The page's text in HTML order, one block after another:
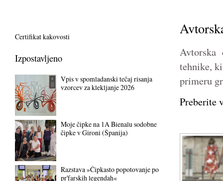
Certifikat kakovosti
Izpostavljeno
Vpis v spomladanski tečaj risanja
vzorcev za klekljanje 2026
Moje čipke na 1A Bienalu sodobne
čipke v Gironi (Španija)
Razstava »Čipkasto popotovanje po
pr'farskih legendah«
tehnike,
primeru
Preberite